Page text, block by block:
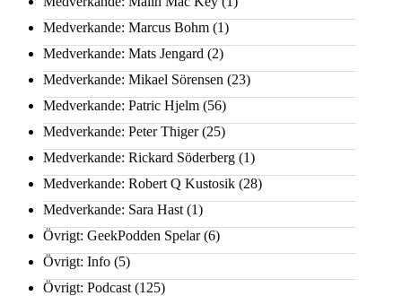
Medverkande: Marcus Bohm (1)
Medverkande: Mats Jengard (2)
Medverkande: Mikael Sörensen (23)
Medverkande: Patric Hjelm (56)
Medverkande: Peter Thiger(25)
Medverkande: Rickard Söderberg (1)
Medverkande: Robert Q Kustosik (28)
Medverkande: Sara Hast (1)
Övrigt: GeekPodden Spelar(6)
Övrigt: Info (5)
Övrigt: Podcast (125)